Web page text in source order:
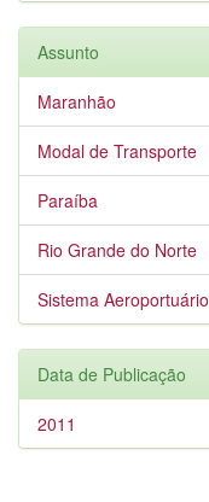
Assunto
Maranhão
Modal de Transporte
Paraíba
Rio Grande do Norte
Sistema Aeroportuário
Data de Publicação
2011